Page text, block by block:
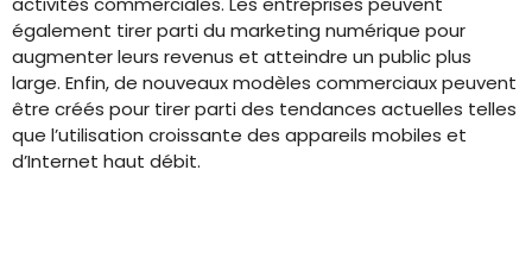
également tirer parti du marketing numérique pour
augmenter leurs revenus et atteindre un public plus
large. Enfin, de nouveaux modèles commerciaux peuvent
être créés pour tirer parti des tendances actuelles telles
que l’utilisation croissante des appareils mobiles et
d’Internet haut débit.